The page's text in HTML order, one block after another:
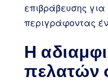
επιβράβευσης
περιγράφοντας
Η
πελατών